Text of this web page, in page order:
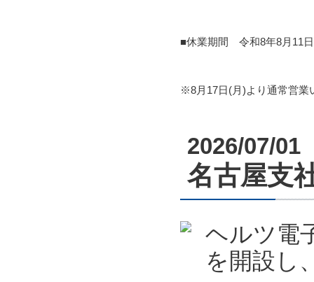
■休業期間 令和8年8月11
※8月17日(月)より通常営業
2026/07/01
名古屋支
ヘルツ電
を開設し